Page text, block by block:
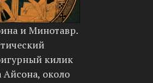
и Минотавр.
килик
Айсона, около